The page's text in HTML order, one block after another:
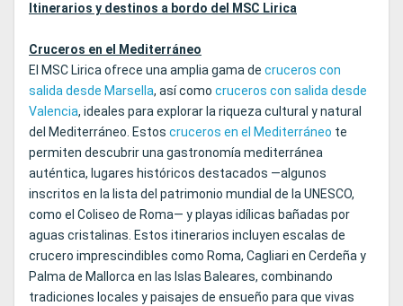
Itinerarios y destinos a bordo del MSC Lirica
Cruceros en el Mediterráneo
El MSC Lirica ofrece una amplia gama de cruceros con
salida desde Marsella, así como cruceros con salida desde
Valencia, ideales para explorar la riqueza cultural y natural
del Mediterráneo. Estos cruceros en el Mediterráneo te
permiten descubrir una gastronomía mediterránea
auténtica, lugares históricos destacados —algunos
inscritos en la lista del patrimonio mundial de la UNESCO,
como el Coliseo de Roma— y playas idílicas bañadas por
aguas cristalinas. Estos itinerarios incluyen escalas de
crucero imprescindibles como Roma, Cagliari en Cerdeña y
Palma de Mallorca en las Islas Baleares, combinando
tradiciones locales y paisajes de ensueño para que vivas